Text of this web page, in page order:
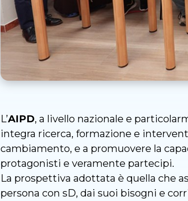
L’AIPD, a livello nazionale e
integra ricerca, formazione e
cambiamento, e a promuovere la
protagonisti e veramente partecipi.
La prospettiva adottata è quella che
persona con sD, dai suoi bisogni e